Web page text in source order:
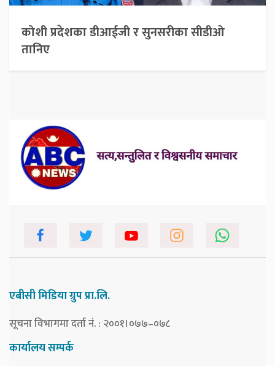
कोशी प्रदेशका डीआईजी र सुनसरीका सीडीओ
तानिए
एबीसी मिडिया ग्रुप प्रा.लि.
सूचना विभागमा दर्ता नं. : २००१।०७७–०७८
कार्यालय सम्पर्क